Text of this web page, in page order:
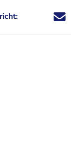
Deel dit
Deel